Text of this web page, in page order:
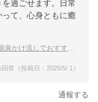
過ごせます。日常
て、心身ともに癒
すすめの温泉宿を教えて下さい
答（投稿日：2025/5/ 1）
通報する